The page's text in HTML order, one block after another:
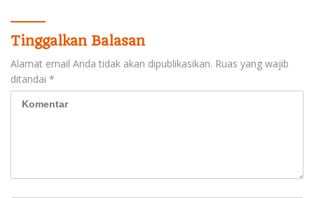
Tinggalkan Balasan
Alamat email Anda tidak akan dipublikasikan. Ruas yang wajib
ditandai *